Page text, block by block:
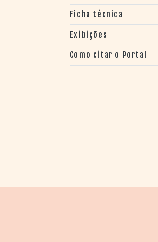
Ficha técnica
Exibições
Como citar o Portal